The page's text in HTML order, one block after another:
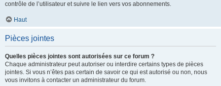
contrôle de l’utilisateur et suivre le lien vers vos abonnements.
Haut
Pièces jointes
Quelles pièces jointes sont autorisées sur ce forum ?
Chaque administrateur peut autoriser ou interdire certains types de pièces
jointes. Si vous n’êtes pas certain de savoir ce qui est autorisé ou non, nous
vous invitons à contacter un administrateur du forum.